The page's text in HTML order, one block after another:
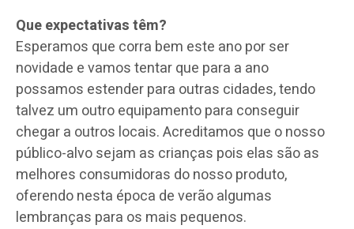
Que expectativas têm?
Esperamos que corra bem este ano por ser
novidade e vamos tentar que para a ano
possamos estender para outras cidades, tendo
talvez um outro equipamento para conseguir
chegar a outros locais. Acreditamos que o nosso
público-alvo sejam as crianças pois elas são as
melhores consumidoras do nosso produto,
oferendo nesta época de verão algumas
lembranças para os mais pequenos.